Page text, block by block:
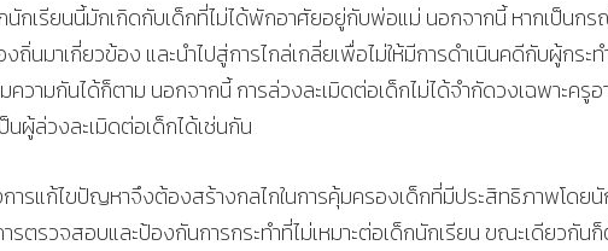
นักเรียนนี้มักเกิดกับเด็กที่ไม่ได้พักอาศัยอยู่กับพ่อแม่ นอกจากนี้ หากเป็นกร
นมาเกี่ยวข้อง และนำไปสู่การไกล่เกลี่ยเพื่อไม่ให้มีการดำเนินคดีกับผู้กระ
วามกันได้ก็ตาม นอกจากนี้ การล่วงละเมิดต่อเด็กไม่ได้จำกัดวงเฉพาะครูอ
นผู้ล่วงละเมิดต่อเด็กได้เช่นกัน
ารแก้ไขปัญหาจึงต้องสร้างกลไกในการคุ้มครองเด็กที่มีประสิทธิภาพโดย
รตรวจสอบและป้องกันการกระทำที่ไม่เหมาะต่อเด็กนักเรียน ขณะเดียวกัน